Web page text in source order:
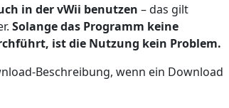
in der vWii benutzen – das gilt
Solange das Programm keine
ist die Nutzung kein Problem.
Beschreibung, wenn ein Download